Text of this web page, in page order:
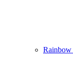
Rainbow